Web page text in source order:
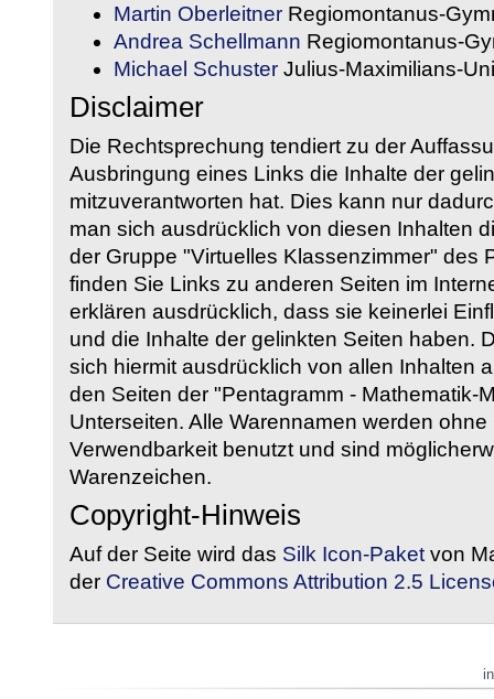
Martin Oberleitner Regiomontanus-
Andrea Schellmann Regiomontanus-
Michael Schuster Julius-Maximilians-
Disclaimer
Die Rechtsprechung tendiert zu der
Ausbringung eines Links die Inhalte der
mitzuverantworten hat. Dies kann nur
man sich ausdrücklich von diesen Inhalten
der Gruppe "Virtuelles Klassenzimmer" des
finden Sie Links zu anderen Seiten im
erklären ausdrücklich, dass sie keinerlei
und die Inhalte der gelinkten Seiten haben.
sich hiermit ausdrücklich von allen Inhalten
den Seiten der "Pentagramm - Mathematik-
Unterseiten. Alle Warennamen werden
Verwendbarkeit benutzt und sind
Warenzeichen.
Copyright-Hinweis
Auf der Seite wird das Silk Icon-Paket von
der Creative Commons Attribution 2.5